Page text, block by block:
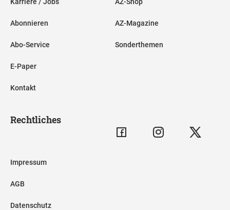
Abonnieren
Abo-Service
E-Paper
Kontakt
AZ-Magazine
Sonderthemen
Rechtliches
Impressum
AGB
Datenschutz